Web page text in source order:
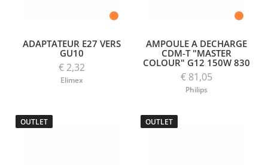
ADAPTATEUR E27 VERS
GU10
€ 2,32
Elimex
AMPOULE A DECHARGE
CDM-T "MASTER
COLOUR" G12 150W 830
€ 81,05
Philips
OUTLET OUTLET